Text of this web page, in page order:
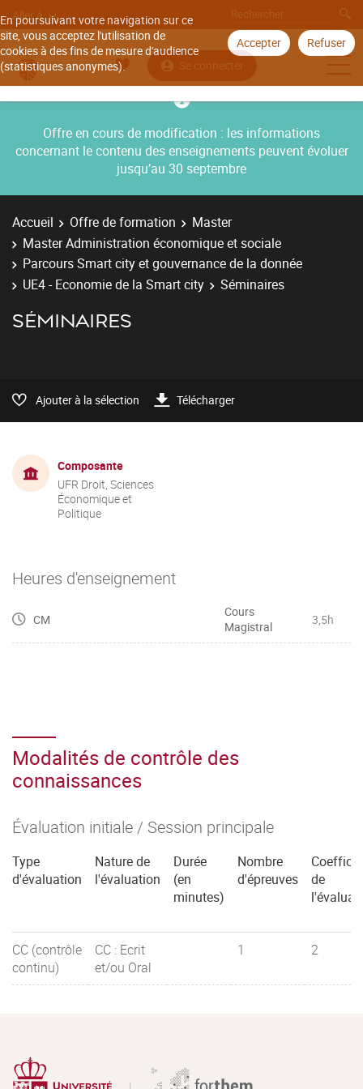
En poursuivant votre navigation sur ce
site, vous acceptez l'utilisation de
cookies à des fins de mesure d'audience
(statistiques anonymes).
Accepter Refuser
Aller à
Se connecter
Offre en cours de modification : les informations
concernant le contenu des enseignements peuvent évoluer
jusqu’au 30 septembre
Accueil Offre de formation
Master
Master Administration économique et sociale
Parcours Smart city et gouvernance de la donnée
UE4 - Economie de la Smart city
Séminaires
SÉMINAIRES
Ajouter à la sélection Télécharger
Composante
UFR Droit, Sciences
Économique et
Politique
Heures d'enseignement
CM
Cours
Magistral
3,5h
Modalités de contrôle des
connaissances
Évaluation initiale / Session principale
Type
d'évaluation
Nature de
l'évaluation
Durée
(en
minutes)
Nombre
d'épreuves
de
CC (contrôle
continu)
CC : Ecrit
et/ou Oral
1 2